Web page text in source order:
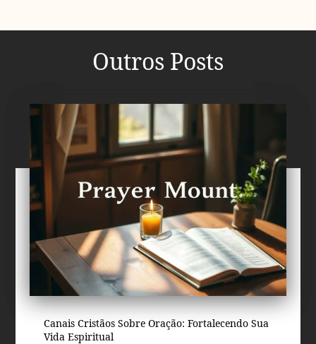
Outros Posts
Canais Cristãos Sobre Oração: Fortalecendo Sua
Vida Espiritual